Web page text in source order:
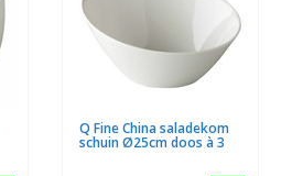
Q Fine China saladekom
schuin Ø25cm doos à 3